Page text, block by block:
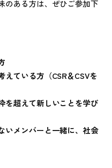
のある方は、ぜひご参加下
ている方（CSR＆CSVを
を超えて新しいことを学び
いメンバーと一緒に、社会